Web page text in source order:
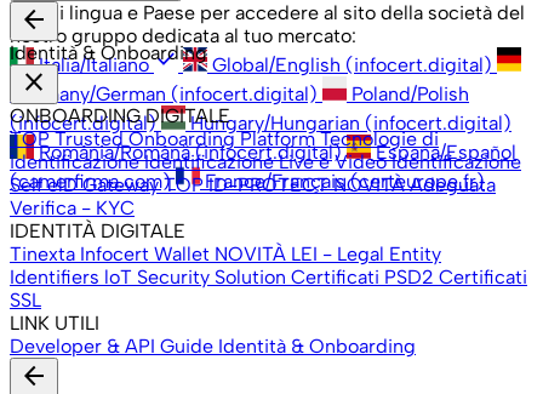
Scegli lingua e Paese per accedere al sito della società del
nostro gruppo dedicata al tuo mercato:
Italia/Italiano check
Global/English (infocert.digital)
Germany/German (infocert.digital)
Poland/Polish
(infocert.digital)
Hungary/Hungarian (infocert.digital)
România/Română (infocert.digital)
España/Español
(camerfirma.com)
France/Français (certeurope.fr)
arrow_back
Identità & Onboarding
close
ONBOARDING DIGITALE
TOP Trusted Onboarding Platform Tecnologie di
identificazione Identificazione Live e Video Identificazione
Self elD Gateway TOP ID-PROTECT NOVITÀ Adeguata
Verifica - KYC
IDENTITÀ DIGITALE
Tinexta Infocert Wallet NOVITÀ LEI - Legal Entity
Identifiers loT Security Solution Certificati PSD2 Certificati
SSL
LINK UTILI
Developer & API Guide Identità & Onboarding
arrow_back